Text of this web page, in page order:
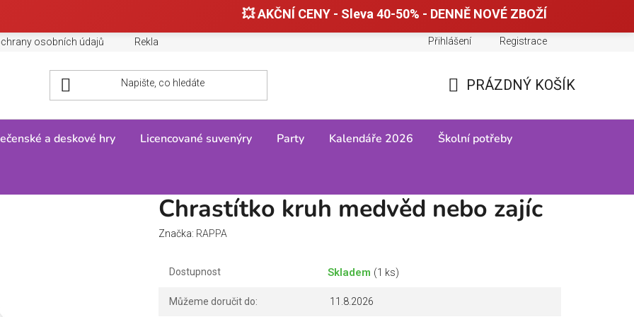
💥 AKČNÍ CENY - Sleva 40-50% - DENNĚ NOVÉ ZBOŽÍ
osobních údajů Reklamace, výměny a vrácení zboží Tabulky velikostí
Přihlášení Registrace
KOŠÍK
PRÁZDNÝ KOŠÍK
a deskové hry Licencované suvenýry Party Kalendáře 2026 Školní potřeby
Chrastítko kruh medvěd nebo zajíc
Značka: RAPPA
Dostupnost Skladem (1 ks)
Můžeme doručit do: 11.8.2026